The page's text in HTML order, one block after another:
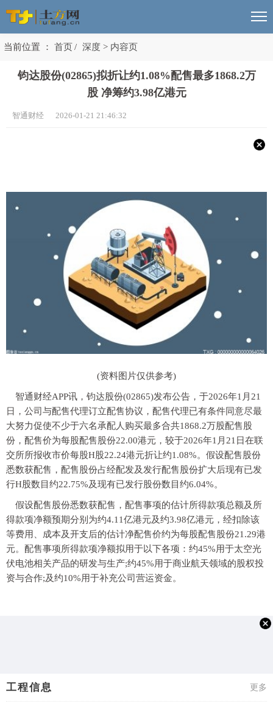
当前位置 ： 首页/ 深度 > 内容页
钧达股份(02865)拟折让约1.08%配售最多1868.2万
股 净筹约3.98亿港元
智通财经 2026-01-21 21:46:32
(资料图片仅供参考)
智通财经APP讯，钧达股份(02865)发布公告，于2026年1月21
日，公司与配售代理订立配售协议，配售代理已有条件同意尽最
大努力促使不少于六名承配人购买最多合共1868.2万股配售股
份，配售价为每股配售股份22.00港元，较于2026年1月21日在联
交所所报收市价每股H股22.24港元折让约1.08%。假设配售股份
悉数获配售，配售股份占经配发及发行配售股份扩大后现有已发
行H股数目约22.75%及现有已发行股份数目约6.04%。
假设配售股份悉数获配售，配售事项的估计所得款项总额及所
得款项净额预期分别为约4.11亿港元及约3.98亿港元，经扣除该
等费用、成本及开支后的估计净配售价约为每股配售股份21.29港
元。配售事项所得款项净额拟用于以下各项：约45%用于太空光
伏电池相关产品的研发与生产;约45%用于商业航天领域的股权投
资与合作;及约10%用于补充公司营运资金。
工程信息 更多